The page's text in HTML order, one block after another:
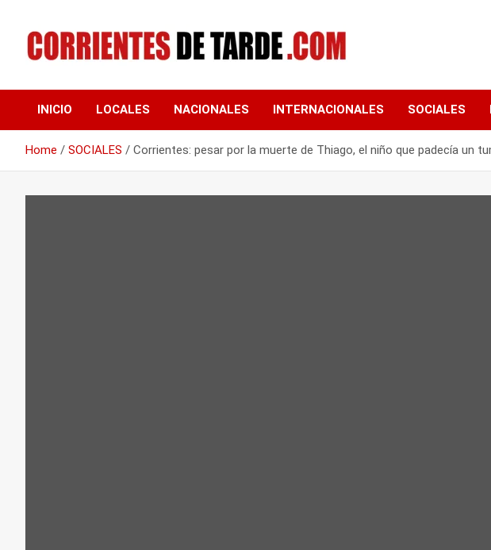
content
CORRIENTES DE
TARDE
INICIO LOCALES NACIONALES INTERNACIONALES SOCIALES
Home SOCIALES Corrientes: pesar por la muerte de Thiago, el niño que padecía un